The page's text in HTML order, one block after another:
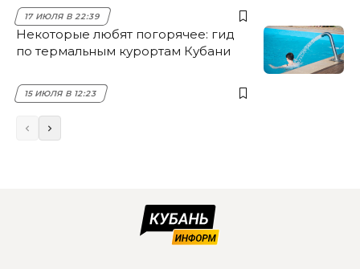
17 ИЮЛЯ В 22:39
Некоторые любят погорячее: гид
по термальным курортам Кубани
15 ИЮЛЯ В 12:23